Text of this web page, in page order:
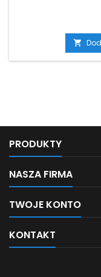

PRODUKTY
NASZA FIRMA
TWOJE KONTO
KONTAKT